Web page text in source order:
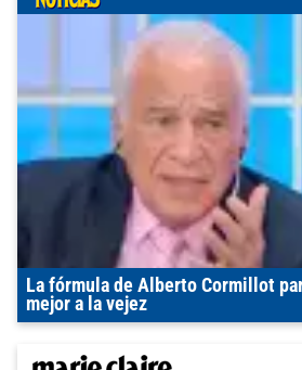
La fórmula de Alberto Cormillot
mejor a la vejez